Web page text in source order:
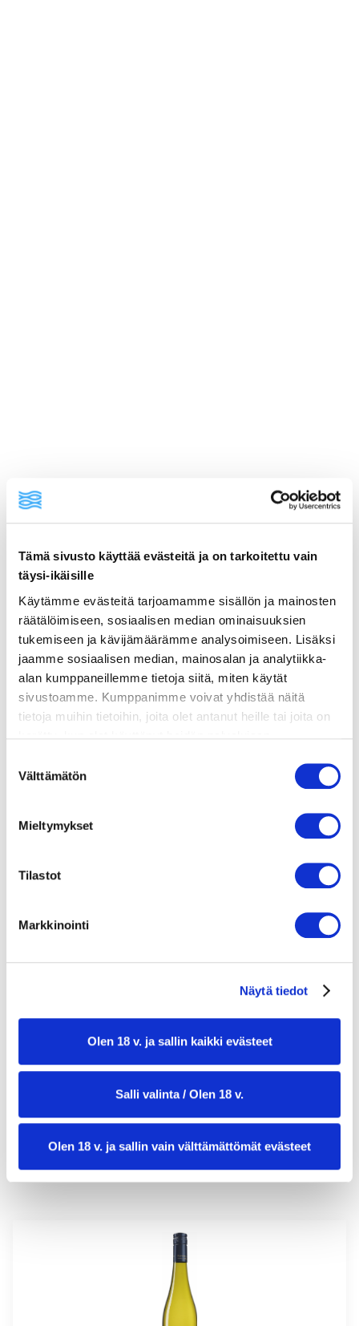
Tämä sivusto käyttää evästeitä ja on tarkoitettu vain
täysi-ikäisille
Käytämme evästeitä tarjoamamme sisällön ja mainosten
räätälöimiseen, sosiaalisen median ominaisuuksien
tukemiseen ja kävijämäärämme analysoimiseen. Lisäksi
jaamme sosiaalisen median, mainosalan ja analytiikka-
alan kumppaneillemme tietoja siitä, miten käytät
sivustoamme. Kumppanimme voivat yhdistää näitä
tietoja muihin tietoihin, joita olet antanut heille tai joita on
tai vanhempi. Vahvista ikäsi käyttääksesi sivustoa.
valinta
Välttämätön
Mieltymykset
Tilastot
Markkinointi
Näytä tiedot
Olen 18 v. ja sallin kaikki evästeet
Salli valinta / Olen 18 v.
Olen 18 v. ja sallin vain välttämättömät evästeet
valmistusohje
lisätietoja
500g perunoita
1 prk pestoa
ripaus suolaa ja pippuria
oliiviöljyä sekä voita
valmistusaika:45 min
annosmäärä:2